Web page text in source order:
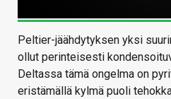
Peltier-jäähdytyksen yksi
ollut perinteisesti
Deltassa tämä ongelma on
eristämällä kylmä puoli